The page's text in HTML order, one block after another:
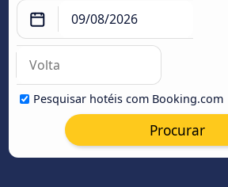
Pesquisar hotéis com Booking.com
Procurar